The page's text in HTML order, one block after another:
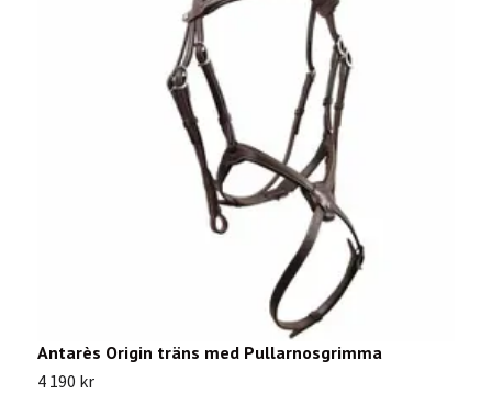
Antarès Origin träns med Pullarnosgrimma
4 190 kr